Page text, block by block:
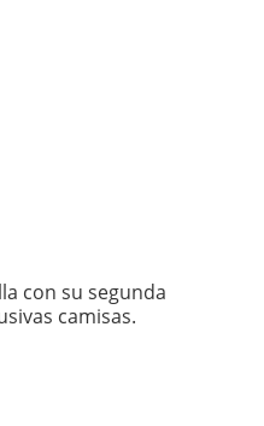
con su segunda
camisas.